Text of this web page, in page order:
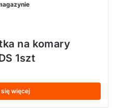
na komary
1szt
więcej